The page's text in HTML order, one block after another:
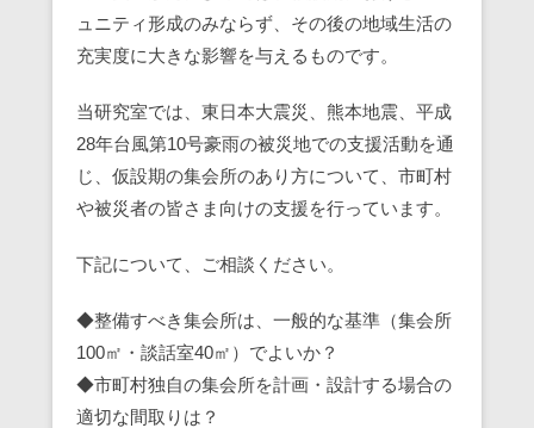
ュニティ形成のみならず、その後の地域生活の
充実度に大きな影響を与えるものです。
当研究室では、東日本大震災、熊本地震、平成
28年台風第10号豪雨の被災地での支援活動を通
じ、仮設期の集会所のあり方について、市町村
や被災者の皆さま向けの支援を行っています。
下記について、ご相談ください。
◆整備すべき集会所は、一般的な基準（集会所
100㎡・談話室40㎡）でよいか？
◆市町村独自の集会所を計画・設計する場合の
適切な間取りは？